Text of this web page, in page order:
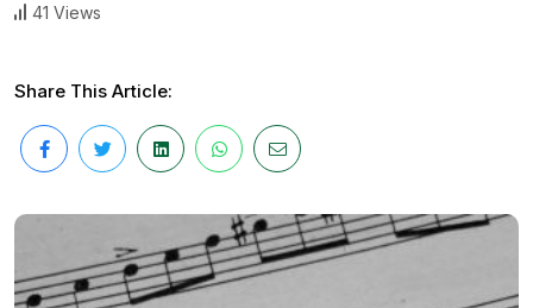
41 Views
Share This Article: